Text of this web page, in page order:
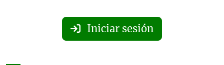
Iniciar sesión